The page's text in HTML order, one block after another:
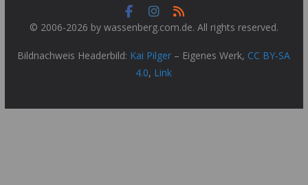
© 2006-2026 by wassenberg.com.de. All rights reserved.
Bildnachweis Headerbild: Kai Pilger – Eigenes Werk, CC BY-SA
4.0, Link